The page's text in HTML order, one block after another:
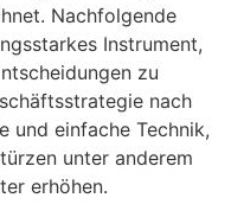
Nachfolgende
Instrument,
zu
nach
und einfache Technik,
unter anderem
erhöhen.